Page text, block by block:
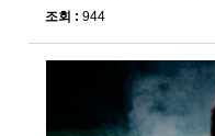
조회 : 944